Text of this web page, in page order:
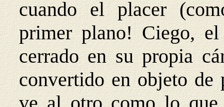
cuando el placer
primer plano! Ciego, el
cerrado en su propia
convertido en objeto de